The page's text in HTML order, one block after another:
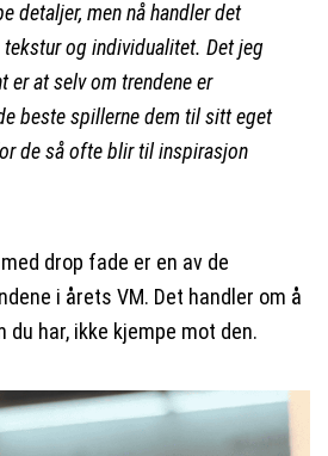
detaljer, men nå handler det
tekstur og individualitet. Det jeg
er at selv om trendene er
beste spillerne dem til sitt eget
de så ofte blir til inspirasjon
drop fade er en av de
i årets VM. Det handler om å
har, ikke kjempe mot den.